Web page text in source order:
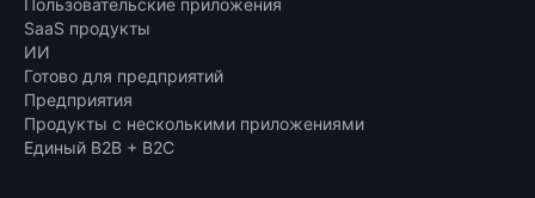
SaaS продукты
ИИ
Готово для предприятий
Предприятия
Продукты с несколькими приложениями
Единый B2B + B2C